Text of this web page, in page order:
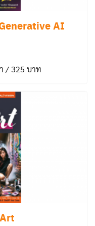
AI
/ 325 บาท